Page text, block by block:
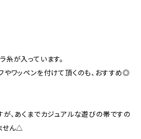
が入っています。
やワッペンを付けて頂くのも、おすすめ◎
が、あくまでカジュアルな遊びの帯ですの
せん△